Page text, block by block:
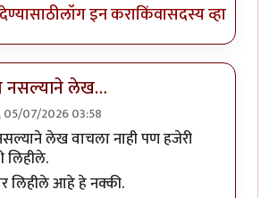
लॉग इन कराकिंवासदस्य व्हा
नसल्याने लेख…
05/07/2026 03:58
लेख वाचला नाही पण हजेरी
लिहीले.
लिहीले आहे हे नक्की.